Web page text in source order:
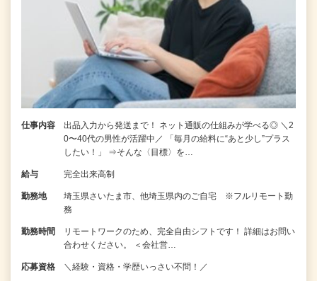
仕事内容
出品入力から発送まで！ ネット通販の仕組みが学べる◎ ＼2
0〜40代の男性が活躍中／ 「毎月の給料に“あと少し”プラス
したい！」 ⇒そんな〈目標〉を…
給与 完全出来高制
勤務地
埼玉県さいたま市、他埼玉県内のご自宅 ※フルリモート勤
務
勤務時間
リモートワークのため、完全自由シフトです！ 詳細はお問い
合わせください。 ＜会社営…
応募資格 ＼経験・資格・学歴いっさい不問！／